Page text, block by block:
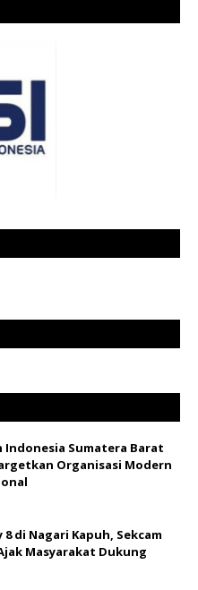
Indonesia Sumatera Barat
Organisasi Modern
8 di Nagari Kapuh, Sekcam
Masyarakat Dukung